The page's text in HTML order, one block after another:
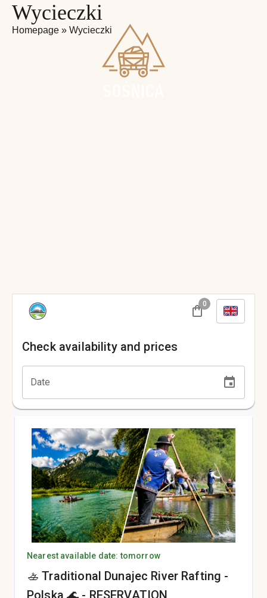
Wycieczki
Homepage » Wycieczki